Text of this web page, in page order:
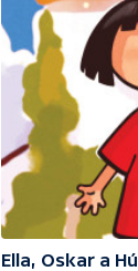
Ella, Oskar a Hú